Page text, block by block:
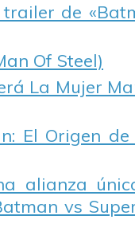
de
Of Steel)
La Mujer
El Origen
alianza
vs